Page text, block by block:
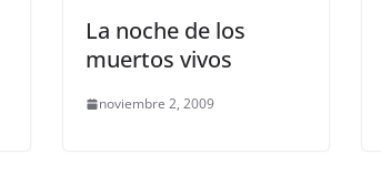
La noche de los
muertos vivos
noviembre 2, 2009